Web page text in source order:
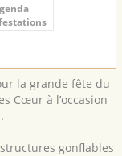
la grande fête du
Cœur à l’occasion
gonflables